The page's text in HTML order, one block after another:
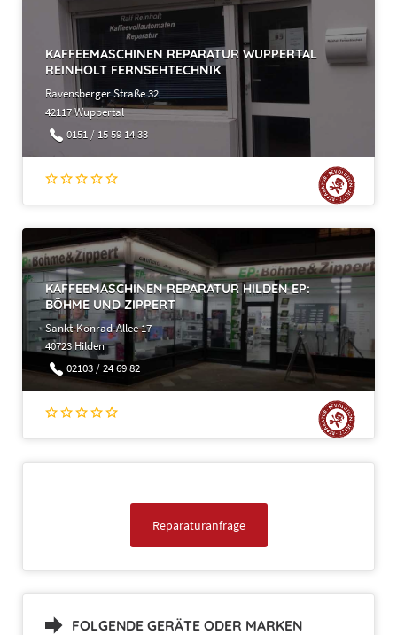
KAFFEEMASCHINEN REPARATUR WUPPERTAL
REINHOLT FERNSEHTECHNIK
Ravensberger Straße 32
42117 Wuppertal
0151 / 15 59 14 33
KAFFEEMASCHINEN REPARATUR HILDEN EP:
BÖHME UND ZIPPERT
Sankt-Konrad-Allee 17
40723 Hilden
02103 / 24 69 82
Reparaturanfrage
FOLGENDE GERÄTE ODER MARKEN